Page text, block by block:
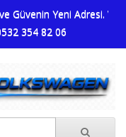
Yeni Adresi.
354 82 06